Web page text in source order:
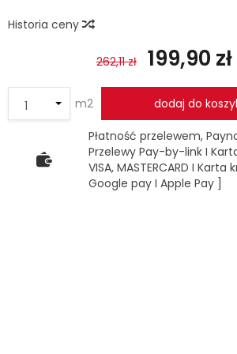
Historia ceny
262,11 zł 199,90
m2 dodaj do
Płatność przelewem,
Przelewy Pay-by-link I
VISA, MASTERCARD I Karta
Google pay I Apple Pay ]